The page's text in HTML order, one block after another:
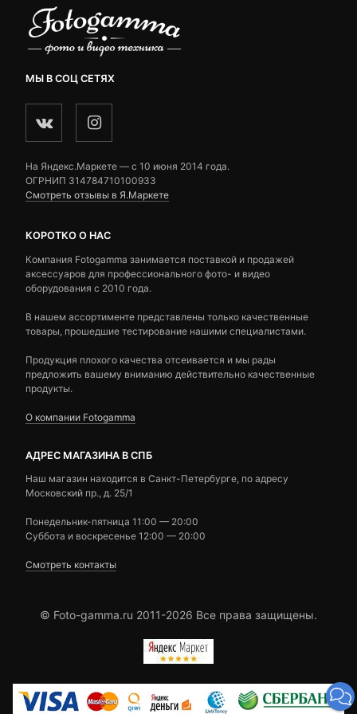
МЫ В СОЦ СЕТЯХ
На Яндекс.Маркете — c 10 июня 2014 года.
ОГРНИП 314784710100933
Смотреть отзывы в Я.Маркете
КОРОТКО О НАС
Компания Fotogamma занимается поставкой и продажей
аксессуаров для профессионального фото- и видео
оборудования с 2010 года.
В нашем ассортименте представлены только качественные
товары, прошедшие тестирование нашими специалистами.
Продукция плохого качества отсеивается и мы рады
предложить вашему вниманию действительно качественные
продукты.
О компании Fotogamma
АДРЕС МАГАЗИНА В СПБ
Наш магазин находится в Санкт-Петербурге, по адресу
Московский пр., д. 25/1
Понедельник-пятница 11:00 — 20:00
Суббота и воскресенье 12:00 — 20:00
Смотреть контакты
© Foto-gamma.ru 2011-2026 Все права защищены.